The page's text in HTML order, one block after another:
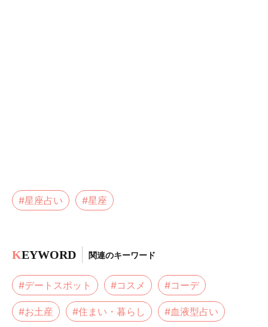
#星座占い #星座
KEYWORD 関連のキーワード
#デートスポット #コスメ #コーデ
#お土産 #住まい・暮らし #血液型占い